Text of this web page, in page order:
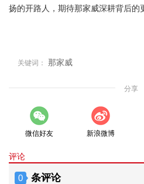
扬的开路人，期待那家威深耕背后的
关键词： 那家威
分享
微信好友 新浪微博
评论
0 条评论